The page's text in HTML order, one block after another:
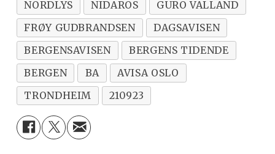
NORDLYS
NIDAROS
GURO VALLAND
FRØY GUDBRANDSEN
DAGSAVISEN
BERGENSAVISEN
BERGENS TIDENDE
BERGEN
BA
AVISA OSLO
TRONDHEIM
210923